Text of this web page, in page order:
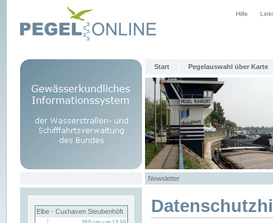
Hilfe
Start Pegelauswahl über Karte
Newsletter
Elbe - Cuxhaven Steubenhöft